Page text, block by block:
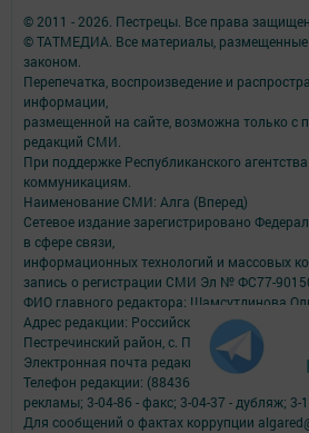
© 2011 - 2026. Пестрецы. Все права
© ТАТМЕДИА. Все материалы,
законом.
Перепечатка, воспроизведение и
информации,
размещенной на сайте, возможна только с
редакций СМИ.
При поддержке Республиканского
коммуникациям.
Наименование СМИ: Алга (Вперед)
Сетевое издание зарегистрировано
в сфере связи,
информационных технологий и массовых
запись о регистрации СМИ Эл № ФС77-
ФИО главного редактора: Шамсутдинова
Адрес редакции: Российская Федерация,
Пестречинский район, с. Пестрецы, ул.
Электронная почта редакции:
Телефон редакции: (884367) 3-00-59; 3-04-82,
рекламы; 3-04-86 - факс; 3-04-37 - дубляж; 3-
Для сообщений о фактах коррупции